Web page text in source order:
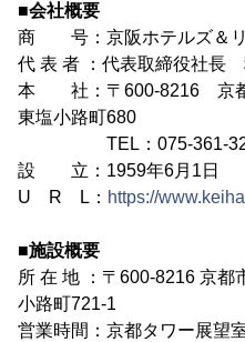
■会社概要
商 号：京阪ホテルズ＆リ
代 表 者 ：代表取締役社
本 社：〒600-8216 京都
東塩小路町680
TEL：075-361-3221
設 立：1959年6月1日
U R L： https://
■施設概要
所 在 地 ：〒600-8216 京都
小路町721-1
営業時間：京都タワー展望